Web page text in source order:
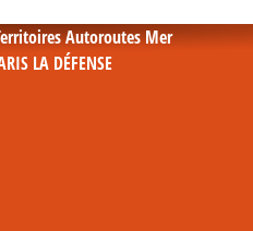
Autoroutes Mer
LA DÉFENSE